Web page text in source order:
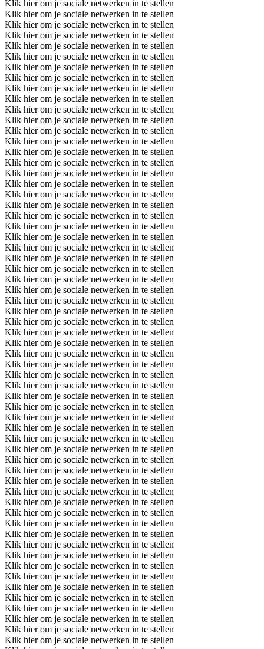
Klik hier om je sociale netwerken in te stellen
Klik hier om je sociale netwerken in te stellen
Klik hier om je sociale netwerken in te stellen
Klik hier om je sociale netwerken in te stellen
Klik hier om je sociale netwerken in te stellen
Klik hier om je sociale netwerken in te stellen
Klik hier om je sociale netwerken in te stellen
Klik hier om je sociale netwerken in te stellen
Klik hier om je sociale netwerken in te stellen
Klik hier om je sociale netwerken in te stellen
Klik hier om je sociale netwerken in te stellen
Klik hier om je sociale netwerken in te stellen
Klik hier om je sociale netwerken in te stellen
Klik hier om je sociale netwerken in te stellen
Klik hier om je sociale netwerken in te stellen
Klik hier om je sociale netwerken in te stellen
Klik hier om je sociale netwerken in te stellen
Klik hier om je sociale netwerken in te stellen
Klik hier om je sociale netwerken in te stellen
Klik hier om je sociale netwerken in te stellen
Klik hier om je sociale netwerken in te stellen
Klik hier om je sociale netwerken in te stellen
Klik hier om je sociale netwerken in te stellen
Klik hier om je sociale netwerken in te stellen
Klik hier om je sociale netwerken in te stellen
Klik hier om je sociale netwerken in te stellen
Klik hier om je sociale netwerken in te stellen
Klik hier om je sociale netwerken in te stellen
Klik hier om je sociale netwerken in te stellen
Klik hier om je sociale netwerken in te stellen
Klik hier om je sociale netwerken in te stellen
Klik hier om je sociale netwerken in te stellen
Klik hier om je sociale netwerken in te stellen
Klik hier om je sociale netwerken in te stellen
Klik hier om je sociale netwerken in te stellen
Klik hier om je sociale netwerken in te stellen
Klik hier om je sociale netwerken in te stellen
Klik hier om je sociale netwerken in te stellen
Klik hier om je sociale netwerken in te stellen
Klik hier om je sociale netwerken in te stellen
Klik hier om je sociale netwerken in te stellen
Klik hier om je sociale netwerken in te stellen
Klik hier om je sociale netwerken in te stellen
Klik hier om je sociale netwerken in te stellen
Klik hier om je sociale netwerken in te stellen
Klik hier om je sociale netwerken in te stellen
Klik hier om je sociale netwerken in te stellen
Klik hier om je sociale netwerken in te stellen
Klik hier om je sociale netwerken in te stellen
Klik hier om je sociale netwerken in te stellen
Klik hier om je sociale netwerken in te stellen
Klik hier om je sociale netwerken in te stellen
Klik hier om je sociale netwerken in te stellen
Klik hier om je sociale netwerken in te stellen
Klik hier om je sociale netwerken in te stellen
Klik hier om je sociale netwerken in te stellen
Klik hier om je sociale netwerken in te stellen
Klik hier om je sociale netwerken in te stellen
Klik hier om je sociale netwerken in te stellen
Klik hier om je sociale netwerken in te stellen
Klik hier om je sociale netwerken in te stellen